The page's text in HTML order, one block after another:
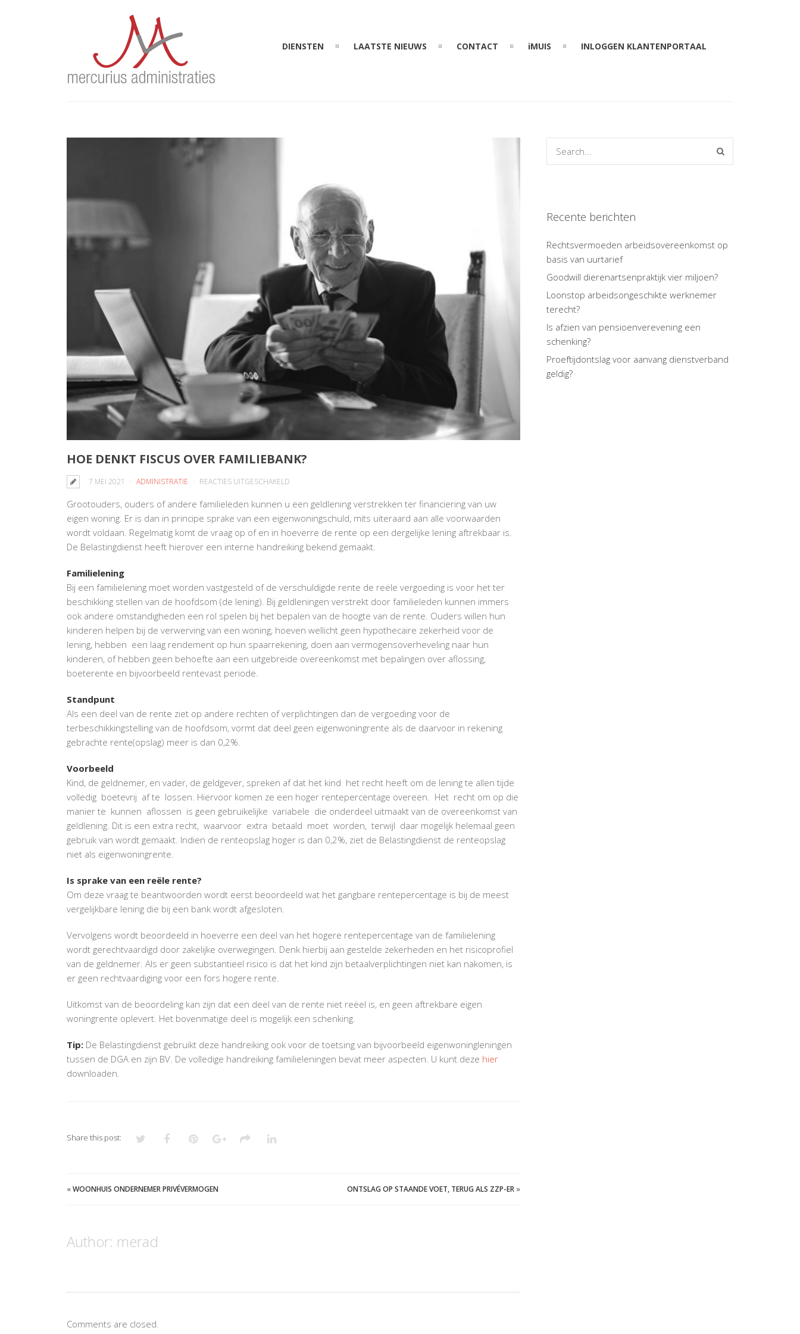
DIENSTEN LAATSTE NIEUWS CONTACT iMUIS INLOGGEN KLANTENPORTAAL
HOE DENKT FISCUS OVER FAMILIEBANK?
7 MEI 2021 ADMINISTRATIE REACTIES UITGESCHAKELD
DENKT
FISCUS
OVER
FAMILIEBANK?
Grootouders, ouders of andere familieleden kunnen u een geldlening verstrekken ter financiering van uw
eigen woning. Er is dan in principe sprake van een eigenwoningschuld, mits uiteraard aan alle voorwaarden
wordt voldaan. Regelmatig komt de vraag op of en in hoeverre de rente op een dergelijke lening aftrekbaar is.
De Belastingdienst heeft hierover een interne handreiking bekend gemaakt.
Familielening
Bij een familielening moet worden vastgesteld of de verschuldigde rente de reële vergoeding is voor het ter
beschikking stellen van de hoofdsom (de lening). Bij geldleningen verstrekt door familieleden kunnen immers
ook andere omstandigheden een rol spelen bij het bepalen van de hoogte van de rente. Ouders willen hun
kinderen helpen bij de verwerving van een woning, hoeven wellicht geen hypothecaire zekerheid voor de
lening, hebben een laag rendement op hun spaarrekening, doen aan vermogensoverheveling naar hun
kinderen, of hebben geen behoefte aan een uitgebreide overeenkomst met bepalingen over aflossing,
boeterente en bijvoorbeeld rentevast periode.
Standpunt
Als een deel van de rente ziet op andere rechten of verplichtingen dan de vergoeding voor de
terbeschikkingstelling van de hoofdsom, vormt dat deel geen eigenwoningrente als de daarvoor in rekening
gebrachte rente(opslag) meer is dan 0,2%.
Voorbeeld
Kind, de geldnemer, en vader, de geldgever, spreken af dat het kind het recht heeft om de lening te allen tijde
volledig boetevrij af te lossen. Hiervoor komen ze een hoger rentepercentage overeen. Het recht om op die
manier te kunnen aflossen is geen gebruikelijke variabele die onderdeel uitmaakt van de overeenkomst van
geldlening. Dit is een extra recht, waarvoor extra betaald moet worden, terwijl daar mogelijk helemaal geen
gebruik van wordt gemaakt. Indien de renteopslag hoger is dan 0,2%, ziet de Belastingdienst de renteopslag
niet als eigenwoningrente.
Is sprake van een reële rente?
Om deze vraag te beantwoorden wordt eerst beoordeeld wat het gangbare rentepercentage is bij de meest
vergelijkbare lening die bij een bank wordt afgesloten.
Vervolgens wordt beoordeeld in hoeverre een deel van het hogere rentepercentage van de familielening
wordt gerechtvaardigd door zakelijke overwegingen. Denk hierbij aan gestelde zekerheden en het risicoprofiel
van de geldnemer. Als er geen substantieel risico is dat het kind zijn betaalverplichtingen niet kan nakomen, is
er geen rechtvaardiging voor een fors hogere rente.
Uitkomst van de beoordeling kan zijn dat een deel van de rente niet reëel is, en geen aftrekbare eigen
woningrente oplevert. Het bovenmatige deel is mogelijk een schenking.
Tip: De Belastingdienst gebruikt deze handreiking ook voor de toetsing van bijvoorbeeld eigenwoningleningen
tussen de DGA en zijn BV. De volledige handreiking familieleningen bevat meer aspecten. U kunt deze hier
downloaden.
Share this post:
«WOONHUIS ONDERNEMER PRIVÉVERMOGEN ONTSLAG OP STAANDE VOET, TERUG ALS ZZP-ER»
Author: merad
Comments are closed.
Recente berichten
Rechtsvermoeden arbeidsovereenkomst op
basis van uurtarief
Goodwill dierenartsenpraktijk vier miljoen?
Loonstop arbeidsongeschikte werknemer
terecht?
Is afzien van pensioenverevening een
schenking?
Proeftijdontslag voor aanvang dienstverband
geldig?